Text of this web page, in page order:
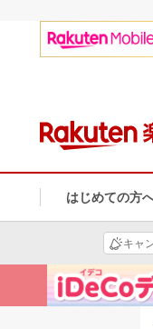
はじめての方
キャ